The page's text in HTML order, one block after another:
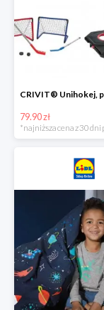
79.90 zł